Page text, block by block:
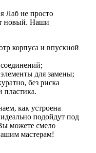
Лаб не просто
новый. Наши
корпуса и впускной
для замены;
без риска
пластика.
как устроена
подойдут под
можете смело
мастерам!